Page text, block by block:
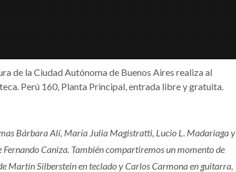
de la Ciudad Autónoma de Buenos Aires realiza al
Perú 160, Planta Principal, entrada libre y gratuita.
Bárbara Alí, María Julia Magistratti, Lucio L. Madariaga y
Caniza. También compartiremos un momento de
Martín Silberstein en teclado y Carlos Carmona en guitarra,